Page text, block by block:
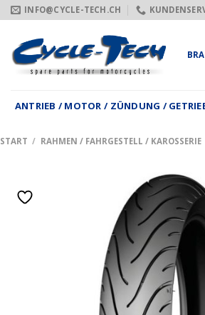
Zum
Inhalt
springen
INFO@CYCLE-TECH.CH
ANTRIEB / MOTOR / ZÜNDUNG /
START / RAHMEN / FAHRGESTELL / KAROSSERIE